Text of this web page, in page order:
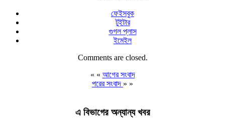
ফেইসবুক
টুইটার
গুগল প্লাস
ইমেইল
Comments are closed.
« « আগের সংবাদ
পরের সংবাদ » »
এ বিভাগের অন্যান্য খবর